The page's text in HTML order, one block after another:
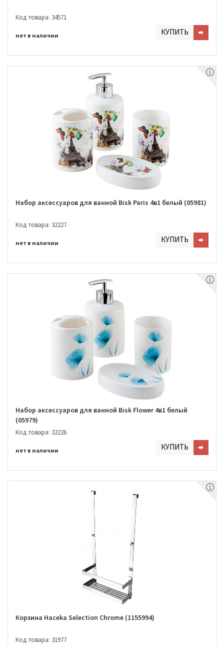
Код товара: 34571
нет в наличии КУПИТЬ
Набор аксессуаров для ванной Bisk Paris 4в1 белый (05981)
Код товара: 32227
нет в наличии КУПИТЬ
Набор аксессуаров для ванной Bisk Flower 4в1 белый
(05979)
Код товара: 32226
нет в наличии КУПИТЬ
Корзина Haceka Selection Chrome (1155994)
Код товара: 31977